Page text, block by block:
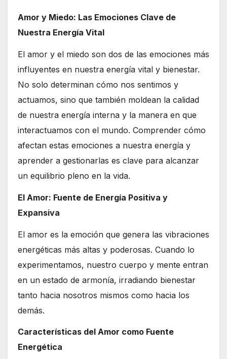
Amor y Miedo: Las Emociones Clave de
Nuestra Energía Vital
El amor y el miedo son dos de las emociones más
influyentes en nuestra energía vital y bienestar.
No solo determinan cómo nos sentimos y
actuamos, sino que también moldean la calidad
de nuestra energía interna y la manera en que
interactuamos con el mundo. Comprender cómo
afectan estas emociones a nuestra energía y
aprender a gestionarlas es clave para alcanzar
un equilibrio pleno en la vida.
El Amor: Fuente de Energía Positiva y
Expansiva
El amor es la emoción que genera las vibraciones
energéticas más altas y poderosas. Cuando lo
experimentamos, nuestro cuerpo y mente entran
en un estado de armonía, irradiando bienestar
tanto hacia nosotros mismos como hacia los
demás.
Características del Amor como Fuente
Energética